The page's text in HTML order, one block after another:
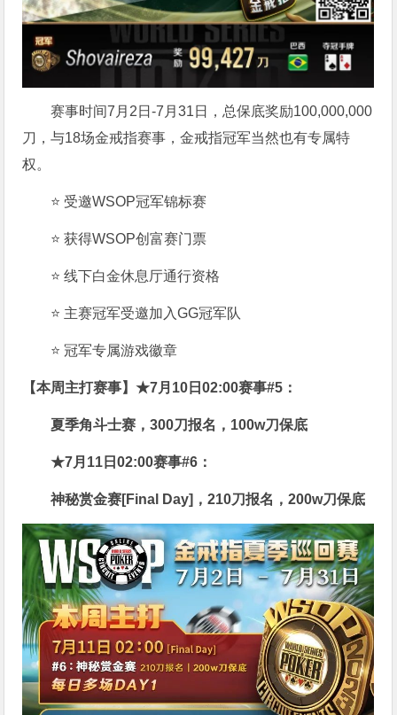
赛事时间7月2日-7月31日，总保底奖励100,000,000
刀，与18场金戒指赛事，金戒指冠军当然也有专属特
权。
⭐ 受邀WSOP冠军锦标赛
⭐ 获得WSOP创富赛门票
⭐ 线下白金休息厅通行资格
⭐ 主赛冠军受邀加入GG冠军队
⭐ 冠军专属游戏徽章
【本周主打赛事】★7月10日02:00赛事#5：
夏季角斗士赛，300刀报名，100w刀保底
★7月11日02:00赛事#6：
神秘赏金赛[Final Day]，210刀报名，200w刀保底